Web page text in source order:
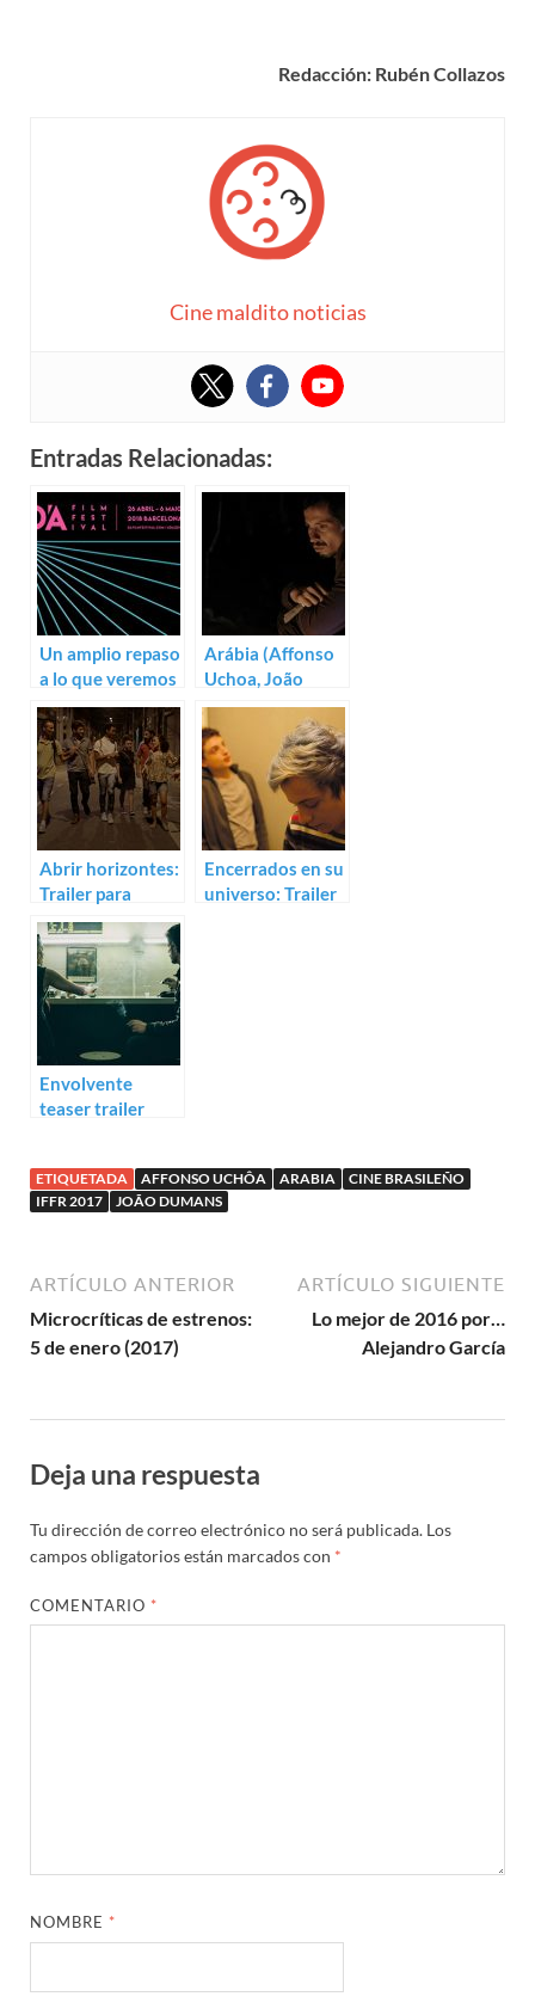
Redacción: Rubén Collazos
Cine maldito noticias
Entradas Relacionadas:
Un amplio repaso
a lo que veremos
en el D’A 2018
Arábia (Affonso
Uchoa, João
Dumans)
Abrir horizontes:
Trailer para
Corpo elétrico
Encerrados en su
universo: Trailer
Envolvente
teaser trailer
ETIQUETADA AFFONSO UCHÔA ARABIA
CINE BRASILEÑO
IFFR 2017
JOÃO DUMANS
ARTÍCULO ANTERIOR
Microcríticas de estrenos:
5 de enero (2017)
ARTÍCULO SIGUIENTE
Lo mejor de 2016 por…
Alejandro García
Deja una respuesta
Tu dirección de correo electrónico no será publicada. Los
campos obligatorios están marcados con *
COMENTARIO *
NOMBRE *